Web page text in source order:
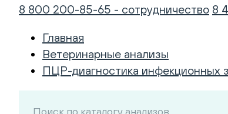
8 800 200-85-65 - сотрудничество 8
Главная
Ветеринарные анализы
ПЦР-диагностика инфекционных